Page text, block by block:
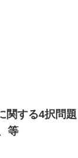
関する4択問
等